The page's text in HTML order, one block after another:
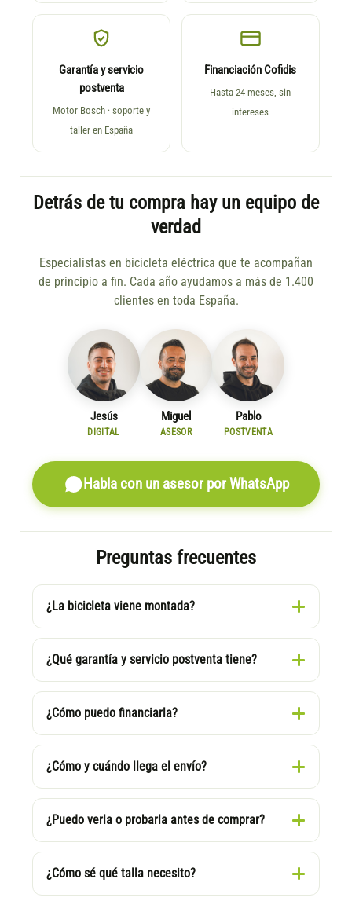
Garantía y servicio
postventa
Motor Bosch · soporte y
taller en España
Financiación Cofidis
Hasta 24 meses, sin
intereses
Detrás de tu compra hay un equipo de
verdad
Especialistas en bicicleta eléctrica que te acompañan
de principio a fin. Cada año ayudamos a más de 1.400
clientes en toda España.
Jesús
DIGITAL
Miguel
ASESOR
Pablo
POSTVENTA
Habla con un asesor por WhatsApp
Preguntas frecuentes
¿La bicicleta viene montada?
¿Qué garantía y servicio postventa tiene?
¿Cómo puedo financiarla?
¿Cómo y cuándo llega el envío?
¿Puedo verla o probarla antes de comprar?
¿Cómo sé qué talla necesito?